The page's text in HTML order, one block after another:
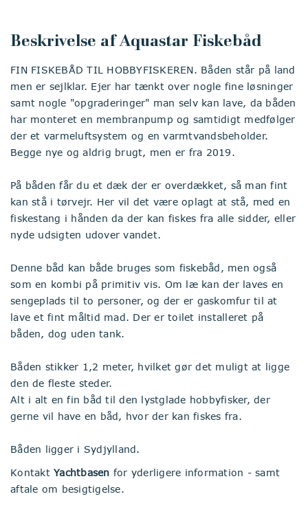
Beskrivelse af Aquastar Fiskebåd
FIN FISKEBÅD TIL HOBBYFISKEREN. Båden står på land
men er sejlklar. Ejer har tænkt over nogle fine løsninger
samt nogle "opgraderinger" man selv kan lave, da båden
har monteret en membranpump og samtidigt medfølger
der et varmeluftsystem og en varmtvandsbeholder.
Begge nye og aldrig brugt, men er fra 2019.
På båden får du et dæk der er overdækket, så man fint
kan stå i tørvejr. Her vil det være oplagt at stå, med en
fiskestang i hånden da der kan fiskes fra alle sidder, eller
nyde udsigten udover vandet.
Denne båd kan både bruges som fiskebåd, men også
som en kombi på primitiv vis. Om læ kan der laves en
sengeplads til to personer, og der er gaskomfur til at
lave et fint måltid mad. Der er toilet installeret på
båden, dog uden tank.
Båden stikker 1,2 meter, hvilket gør det muligt at ligge
den de fleste steder.
Alt i alt en fin båd til den lystglade hobbyfisker, der
gerne vil have en båd, hvor der kan fiskes fra.
Båden ligger i Sydjylland.
Kontakt Yachtbasen for yderligere information - samt
aftale om besigtigelse.